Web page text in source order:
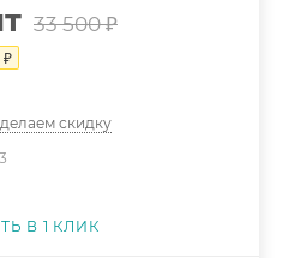
33 500₽
₽
скидку
3
В 1 КЛИК